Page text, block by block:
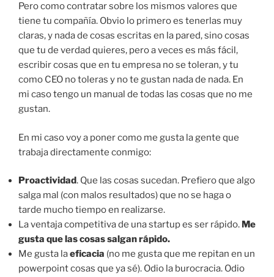
Pero como contratar sobre los mismos valores que
tiene tu compañía. Obvio lo primero es tenerlas muy
claras, y nada de cosas escritas en la pared, sino cosas
que tu de verdad quieres, pero a veces es más fácil,
escribir cosas que en tu empresa no se toleran, y tu
como CEO no toleras y no te gustan nada de nada. En
mi caso tengo un manual de todas las cosas que no me
gustan.
En mi caso voy a poner como me gusta la gente que
trabaja directamente conmigo:
Proactividad. Que las cosas sucedan. Prefiero que algo
salga mal (con malos resultados) que no se haga o
tarde mucho tiempo en realizarse.
La ventaja competitiva de una startup es ser rápido. Me
gusta que las cosas salgan rápido.
Me gusta laeficacia (no me gusta que me repitan en un
powerpoint cosas que ya sé). Odio la burocracia. Odio